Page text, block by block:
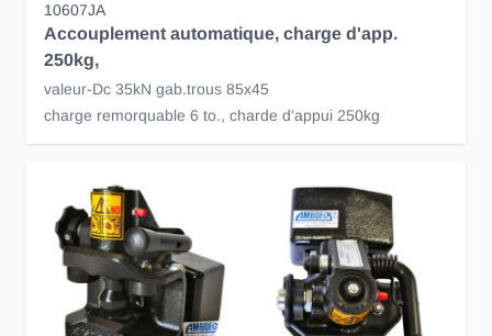
10607JA
Accouplement automatique, charge d'app.
250kg,
valeur-Dc 35kN gab.trous 85x45
charge remorquable 6 to., charde d'appui 250kg